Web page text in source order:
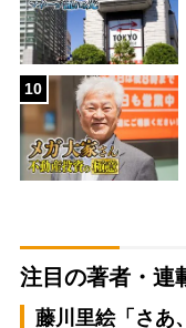
10
注目の著者・連
藤川里絵「さあ